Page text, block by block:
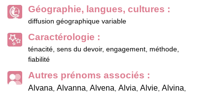
Géographie, langues, cultures :
diffusion géographique variable
Caractérologie :
ténacité, sens du devoir, engagement, méthode,
fiabilité
Autres prénoms associés :
Alvana, Alvanna, Alvena, Alvia, Alvie, Alvina,